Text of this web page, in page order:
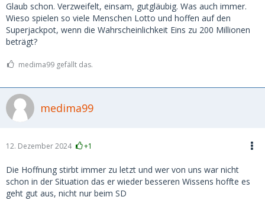
Glaub schon. Verzweifelt, einsam, gutgläubig. Was auch immer.
Wieso spielen so viele Menschen Lotto und hoffen auf den
Superjackpot, wenn die Wahrscheinlichkeit Eins zu 200 Millionen
beträgt?
medima99 gefällt das.
medima99
12. Dezember 2024 +1
Die Hoffnung stirbt immer zu letzt und wer von uns war nicht
schon in der Situation das er wieder besseren Wissens hoffte es
geht gut aus, nicht nur beim SD